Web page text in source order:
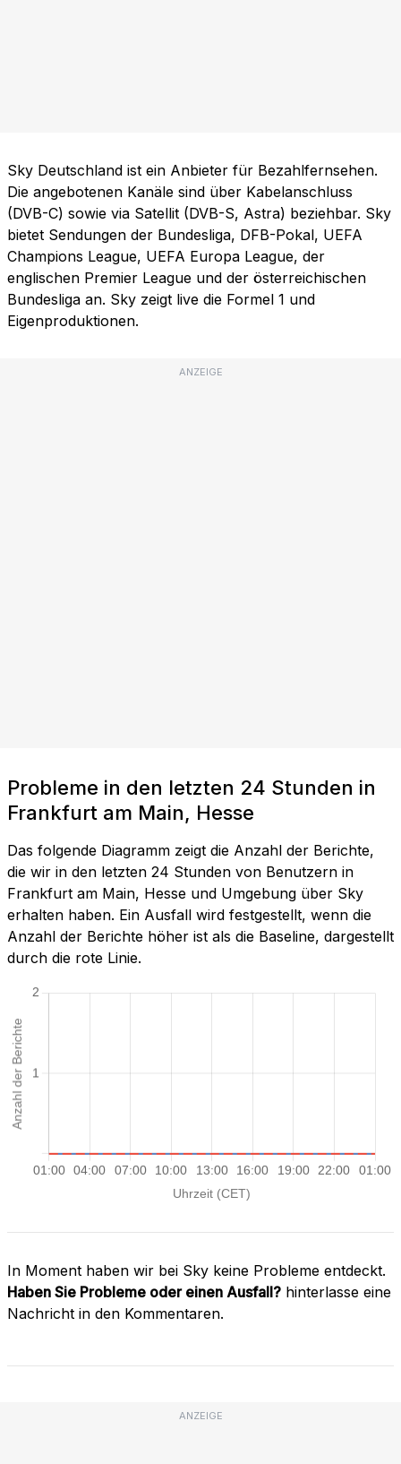
Sky Deutschland ist ein Anbieter für Bezahlfernsehen.
Die angebotenen Kanäle sind über Kabelanschluss
(DVB-C) sowie via Satellit (DVB-S, Astra) beziehbar. Sky
bietet Sendungen der Bundesliga, DFB-Pokal, UEFA
Champions League, UEFA Europa League, der
englischen Premier League und der österreichischen
Bundesliga an. Sky zeigt live die Formel 1 und
Eigenproduktionen.
ANZEIGE
Probleme in den letzten 24 Stunden in
Frankfurt am Main, Hesse
Das folgende Diagramm zeigt die Anzahl der Berichte,
die wir in den letzten 24 Stunden von Benutzern in
Frankfurt am Main, Hesse und Umgebung über Sky
erhalten haben. Ein Ausfall wird festgestellt, wenn die
Anzahl der Berichte höher ist als die Baseline, dargestellt
durch die rote Linie.
In Moment haben wir bei Sky keine Probleme entdeckt.
Haben Sie Probleme oder einen Ausfall? hinterlasse eine
Nachricht in den Kommentaren.
ANZEIGE